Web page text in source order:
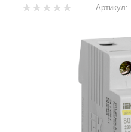
Артикул: